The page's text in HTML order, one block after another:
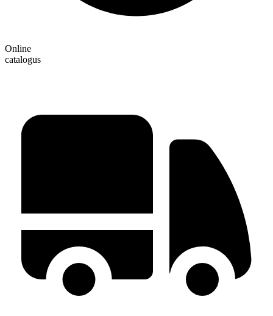
Online
catalogus